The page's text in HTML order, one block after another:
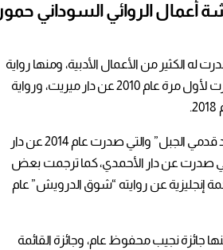
أعمال الروائي السوداني حمور
له الكثير من الأعمال الأدبية، ومنها رواية
“شوق الدرويش” والتي صدرت عن دار العين، رواية “الكونج” التي صدرت لأول مرة عام 2010 عن دار ميريت، ورواية
كما أصدر حمور زيادة عدد من المجموعات القصصية ومنها “النوم عند قدمي الجبل” والتي صدرت عام 2014 عن دار
صدرت عن دار الأحمدي، كما ترجمت بعض
إنجليزية عن روايته “شوق الدرويش” عام
جائزة نجيب محفوظ عام، وجائزة القائمة